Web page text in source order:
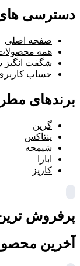
دسترسی
صفحه اصلی
همه
شگفت انگیز
حساب
برندهای
گرین
پنتاکس
شیمجه
ابارا
کاریز
پرفروش
آخرین